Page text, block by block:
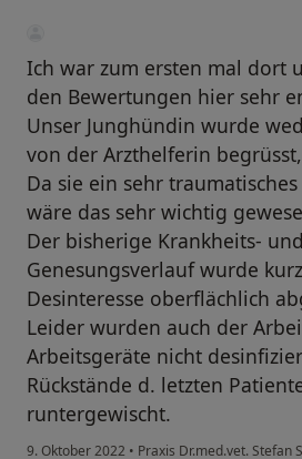
Ich war zum ersten mal dort
den Bewertungen hier sehr
Unser Junghündin wurde
von der Arzthelferin
Da sie ein sehr
wäre das sehr wichtig
Der bisherige Krankheits- und
Genesungsverlauf wurde
Desinteresse oberflächlich
Leider wurden auch der
Arbeitsgeräte nicht
Rückstände d. letzten
runtergewischt.
9. Oktober 2022 • Praxis Dr.med.vet. Stefan